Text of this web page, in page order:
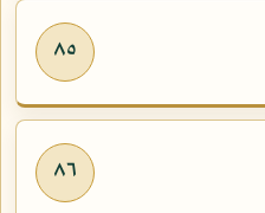
٨٥
٨٦